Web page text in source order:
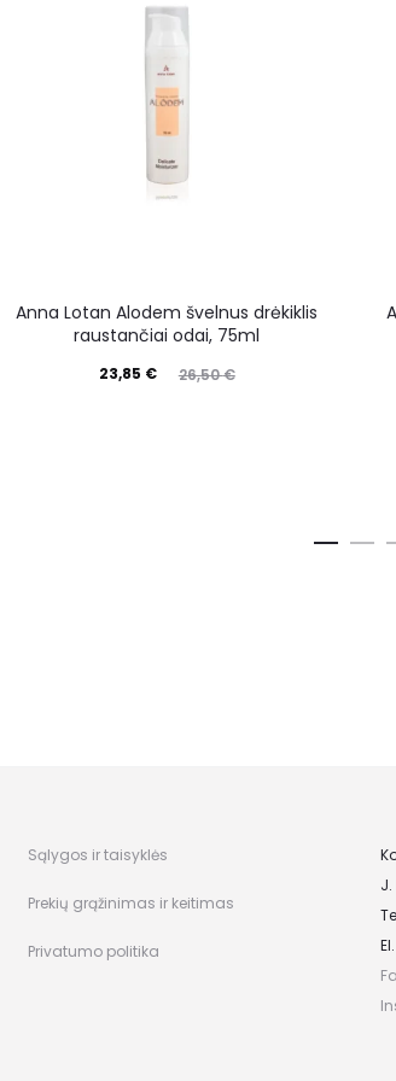
Anna Lotan Alodem švelnus drėkiklis
raustančiai odai, 75ml
26,50€
23,85 €
Sąlygos ir taisyklės
Prekių grąžinimas ir keitimas
Privatumo politika